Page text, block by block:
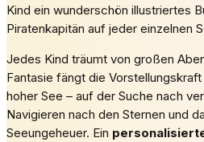
Kind ein wunderschön illustriertes
Piratenkapitän auf jeder einzelnen
Jedes Kind träumt von großen
Fantasie fängt die
hoher See – auf der Suche nach
Navigieren nach den Sternen und
Seeungeheuer. Ein